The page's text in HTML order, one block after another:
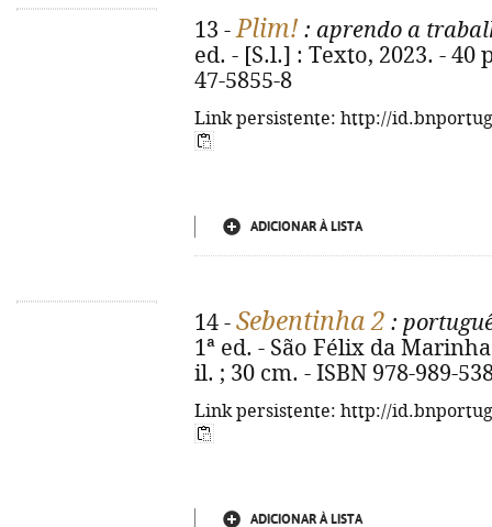
13 -Plim! : aprendo a
ed. - [S.l.] : Texto, 2023. - 40
47-5855-8
Link persistente: http://
ADICIONAR À LISTA
14 - Sebentinha 2 :
1ª ed. - São Félix da
il. ; 30 cm. - ISBN 978-989-
Link persistente: http://
ADICIONAR À LISTA